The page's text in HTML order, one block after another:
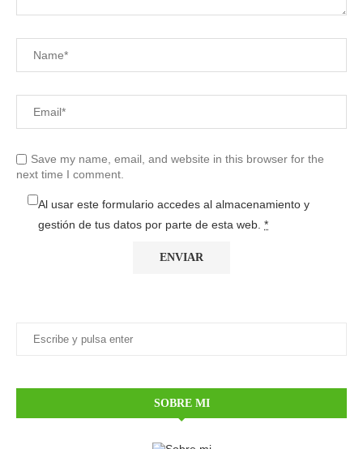
Save my name, email, and website in this browser for the
next time I comment.
Al usar este formulario accedes al almacenamiento y
gestión de tus datos por parte de esta web. *
SOBRE MI